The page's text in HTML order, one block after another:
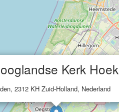
Kerk Hoek
2312 KH Zuid-Holland, Nederland